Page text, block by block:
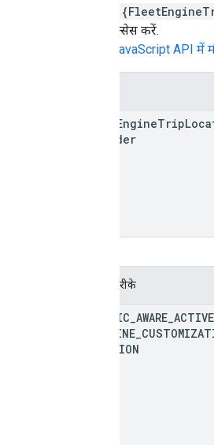
const
करके ऐक्सेस करें.
Maps JavaScript API में
EngineTrip
Provider
स्टैटिक तरीके
TRAFFIC AWARE ACTIVE
POLYLINE
FUNCTION